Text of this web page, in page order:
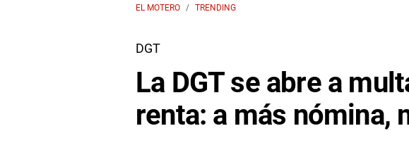
EL MOTERO TRENDING
DGT
La DGT se abre a
renta: a más nómina,